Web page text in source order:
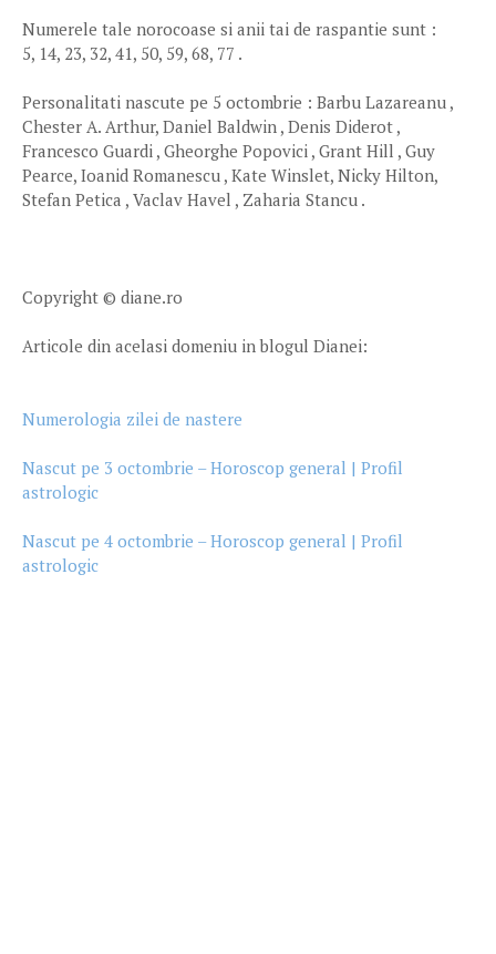
Numerele tale norocoase si anii tai de raspantie sunt :
5, 14, 23, 32, 41, 50, 59, 68, 77 .
Personalitati nascute pe 5 octombrie : Barbu Lazareanu ,
Chester A. Arthur, Daniel Baldwin , Denis Diderot ,
Francesco Guardi , Gheorghe Popovici , Grant Hill , Guy
Pearce, Ioanid Romanescu , Kate Winslet, Nicky Hilton,
Stefan Petica , Vaclav Havel , Zaharia Stancu .
Copyright © diane.ro
Articole din acelasi domeniu in blogul Dianei:
Numerologia zilei de nastere
Nascut pe 3 octombrie – Horoscop general | Profil
astrologic
Nascut pe 4 octombrie – Horoscop general | Profil
astrologic